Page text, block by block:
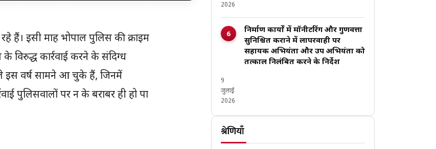
हैं। इसी माह भोपाल पुलिस की क्राइम
के विरुद्ध कार्रवाई करने के संदिग्ध
इस वर्ष सामने आ चुके हैं, जिनमें
पुलिसवालों पर न के बराबर ही हो पा
2026
निर्माण कार्यों में मॉनीटरिंग और गुणवत्ता
सुनिश्चित कराने में लापरवाही पर
सहायक अभियंता और उप अभियंता को
तत्काल निलंबित करने के निर्देश
9
जुलाई
2026
श्रेणियाँ